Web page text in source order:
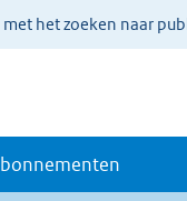
het zoeken naar